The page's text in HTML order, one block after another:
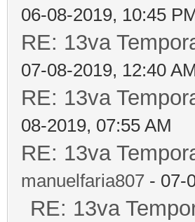
06-08-2019, 10:45
RE: 13va
07-08-2019, 12:40
RE: 13va
08-2019, 07:55 AM
RE: 13va
manuelfaria807 - 07-
RE: 13va